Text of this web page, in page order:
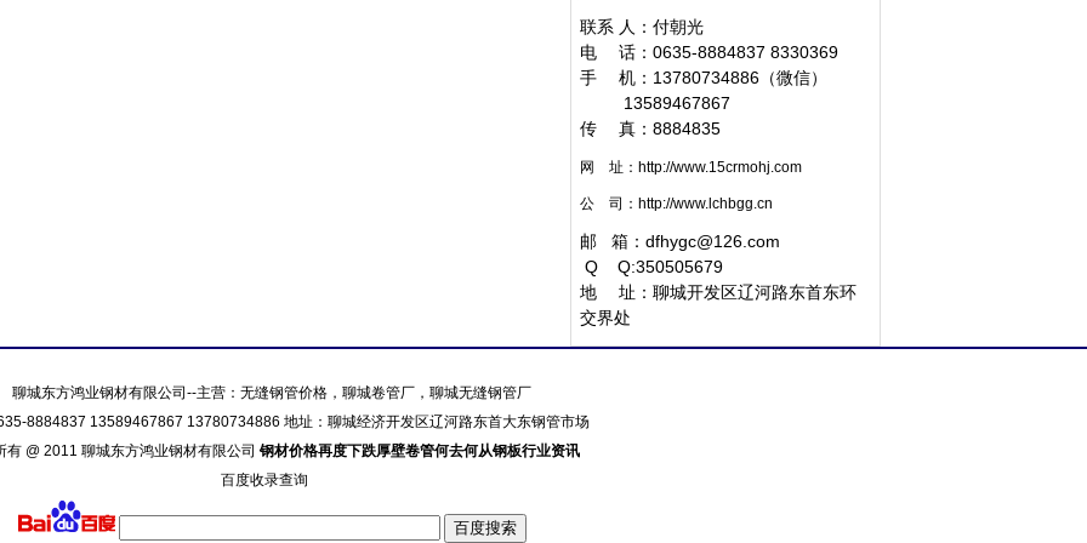
联系 人：付朝光
电 话：0635-8884837 8330369
手 机：13780734886（微信）
13589467867
传 真：8884835
网 址： http://www.15crmohj.com
公 司： http://www.lchbgg.cn
邮 箱： dfhygc@126.com
Q Q:350505679
地 址：聊城开发区辽河路东首东环
交界处
聊城东方鸿业钢材有限公司--主营： 无缝钢管价格 ， 聊城卷管厂 ， 聊城无缝钢管厂
8884837 13589467867 13780734886 地址：聊城经济开发区辽河路东首大东钢管市场
有 @ 2011 聊城东方鸿业钢材有限公司 钢材价格再度下跌厚壁卷管何去何从钢板行业资讯
百度收录查询